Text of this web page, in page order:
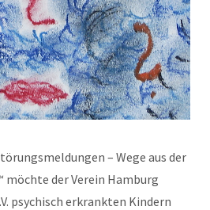
– Wege aus der
möchte der Verein Hamburg
psychisch erkrankten Kindern